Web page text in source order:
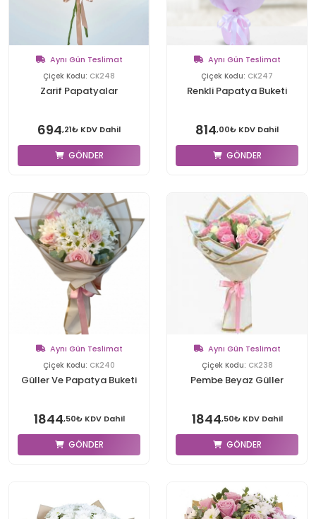
Aynı Gün Teslimat
Çiçek Kodu: CK248
Zarif Papatyalar
694,21₺ KDV Dahil
GÖNDER
Aynı Gün Teslimat
Çiçek Kodu: CK247
Renkli Papatya Buketi
814,00₺ KDV Dahil
GÖNDER
Aynı Gün Teslimat
Çiçek Kodu: CK240
Güller Ve Papatya Buketi
1844,50₺ KDV Dahil
GÖNDER
Aynı Gün Teslimat
Çiçek Kodu: CK238
Pembe Beyaz Güller
1844,50₺ KDV Dahil
GÖNDER